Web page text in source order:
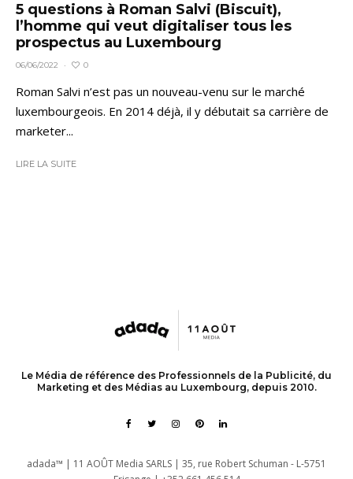
5 questions à Roman Salvi (Biscuit),
l’homme qui veut digitaliser tous les
prospectus au Luxembourg
06/06/2022 · 0
Roman Salvi n’est pas un nouveau-venu sur le marché
luxembourgeois. En 2014 déjà, il y débutait sa carrière de
marketer...
LIRE LA SUITE
Le Média de référence des Professionnels de la Publicité, du
Marketing et des Médias au Luxembourg, depuis 2010.
adada™ | 11 AOÛT Media SARLS | 35, rue Robert Schuman - L-5751